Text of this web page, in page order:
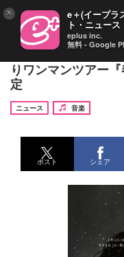
LACCO TOWER・
りワンマンツアー
定
ニュース
音楽
ポスト シェア
× e＋(イープラ
ト・ニュー
eplus inc.
無料 - Google